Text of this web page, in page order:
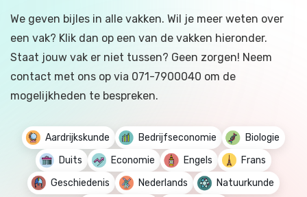
We geven bijles in alle vakken. Wil je meer weten over
een vak? Klik dan op een van de vakken hieronder.
Staat jouw vak er niet tussen? Geen zorgen! Neem
contact met ons op via 071-7900040 om de
mogelijkheden te bespreken.
Aardrijkskunde Bedrijfseconomie
Biologie
Duits
Economie Engels
Frans
Geschiedenis
Nederlands
Natuurkunde